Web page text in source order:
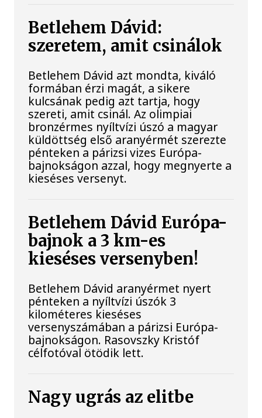
Betlehem Dávid:
szeretem, amit csinálok
Betlehem Dávid azt mondta, kiváló
formában érzi magát, a sikere
kulcsának pedig azt tartja, hogy
szereti, amit csinál. Az olimpiai
bronzérmes nyíltvízi úszó a magyar
küldöttség első aranyérmét szerezte
pénteken a párizsi vizes Európa-
bajnokságon azzal, hogy megnyerte a
kieséses versenyt.
Betlehem Dávid Európa-
bajnok a 3 km-es
kieséses versenyben!
Betlehem Dávid aranyérmet nyert
pénteken a nyíltvízi úszók 3
kilométeres kieséses
versenyszámában a párizsi Európa-
bajnokságon. Rasovszky Kristóf
célfotóval ötödik lett.
Nagy ugrás az elitbe